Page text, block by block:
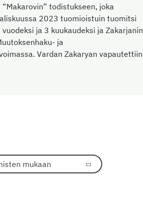
todistukseen, joka
2023 tuomioistuin tuomitsi
ja 3 kuukaudeksi ja Zakarjanin
ja
Vardan Zakaryan vapautettiin
mukaan